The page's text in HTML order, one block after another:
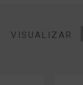
VISUALIZAR